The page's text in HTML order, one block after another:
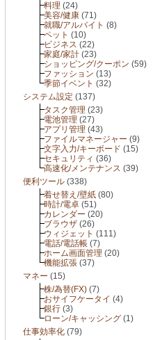
料理 (24)
美容/健康 (71)
就職/アルバイト (8)
ペット (10)
ビジネス (22)
家庭/家計 (23)
ショッピング/クーポン (59)
ファッション (13)
季節イベント (32)
システム設定 (137)
タスク管理 (23)
電池管理 (27)
アプリ管理 (43)
ファイルマネージャー (9)
文字入力/キーボード (15)
セキュリティ (36)
高速化/メンテナンス (39)
便利ツール (338)
着せ替え/壁紙 (80)
時計/電卓 (51)
カレンダー (20)
ブラウザ (26)
ウィジェット (111)
電話/電話帳 (7)
ホーム画面管理 (20)
機能拡張 (37)
マネー (15)
株/為替(FX) (7)
おサイフケータイ (4)
銀行 (3)
ローン/キャッシング (1)
仕事効率化 (79)